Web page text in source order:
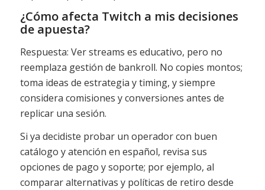
¿Cómo afecta Twitch a mis decisiones
de apuesta?
Respuesta: Ver streams es educativo, pero no
reemplaza gestión de bankroll. No copies montos;
toma ideas de estrategia y timing, y siempre
considera comisiones y conversiones antes de
replicar una sesión.
Si ya decidiste probar un operador con buen
catálogo y atención en español, revisa sus
opciones de pago y soporte; por ejemplo, al
comparar alternativas y políticas de retiro desde